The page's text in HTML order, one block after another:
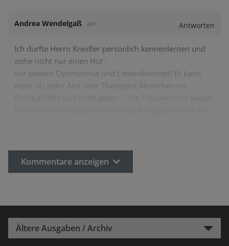
Andrea Wendelgaß am Antworten
Ich durfte Herrn Kreidler persönlich kennenlernen und
ziehe nicht nur einen Hut -
vor seinem Optimismus und Lebenskonzept! Er kann
Kommentare anzeigen
Ältere Ausgaben / Archiv